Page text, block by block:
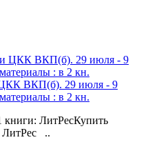
ВКП(б). 29 июля - 9
: в 2 кн.
книги: ЛитРесКупить
ЛитРес ..